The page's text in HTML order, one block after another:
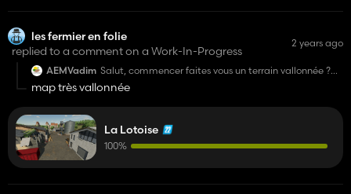
les fermier en folie
replied to a comment on a Work-In-Progress
2 years ago
AEMVadim Salut, commencer faites vous un terrain vallonnée ?
Merci beaucoup.
Ps super belle map!
map très vallonnée
La Lotoise
100%